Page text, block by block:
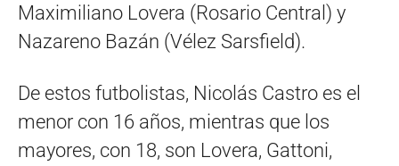
Maximiliano Lovera (Rosario Central) y
Nazareno Bazán (Vélez Sarsfield).
De estos futbolistas, Nicolás Castro es el
menor con 16 años, mientras que los
mayores, con 18, son Lovera, Gattoni,